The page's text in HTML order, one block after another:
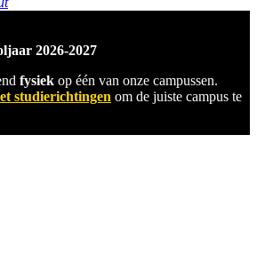
2026-2027
fysiek op één van onze campussen.
studierichtingen om de juiste campus te